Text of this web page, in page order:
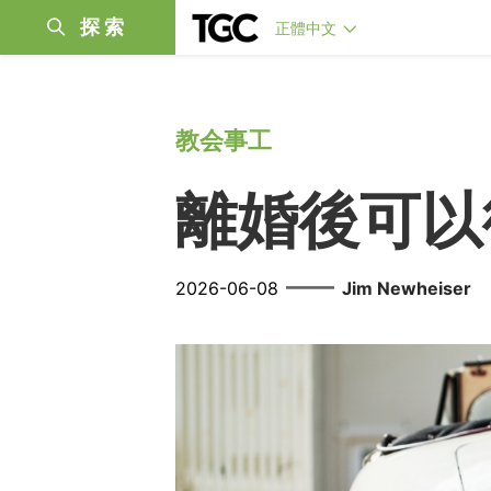
探索 正體中文
教会事工
離婚後可
2026-06-08 —— Jim Newheiser